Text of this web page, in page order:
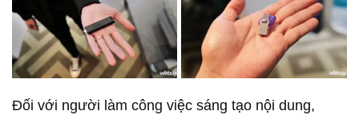
Đối với người làm công việc sáng tạo nội dung,